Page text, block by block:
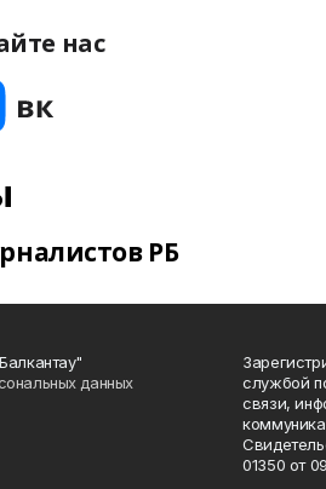
нас
РБ
данных
службой
связи,
01350 от